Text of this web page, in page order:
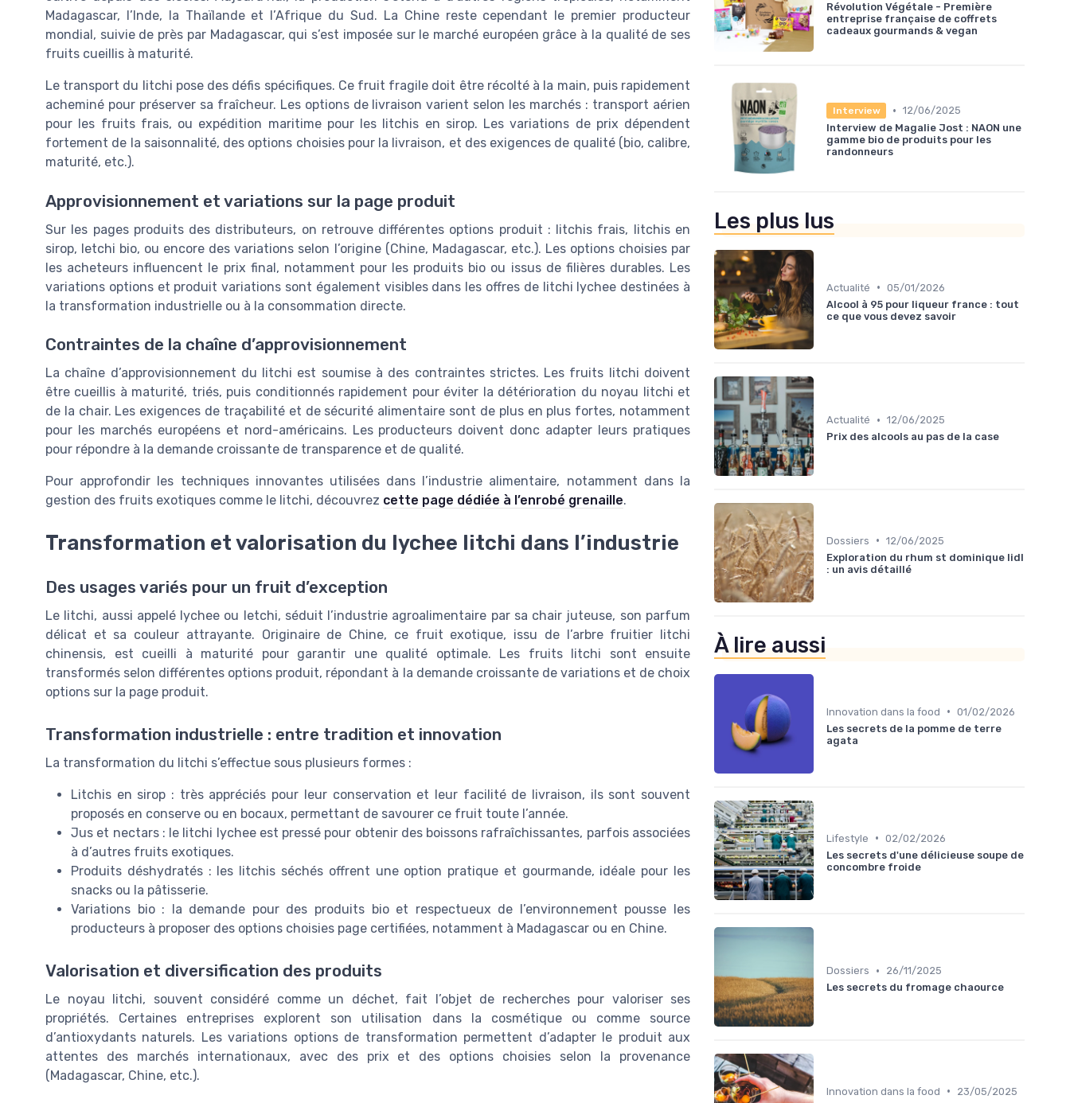
Madagascar, l’Inde, la Thaïlande et l’Afrique du Sud. La Chine reste cependant le premier producteur
mondial, suivie de près par Madagascar, qui s’est imposée sur le marché européen grâce à la qualité de ses
fruits cueillis à maturité.
Le transport du litchi pose des défis spécifiques. Ce fruit fragile doit être récolté à la main, puis rapidement
acheminé pour préserver sa fraîcheur. Les options de livraison varient selon les marchés : transport aérien
pour les fruits frais, ou expédition maritime pour les litchis en sirop. Les variations de prix dépendent
fortement de la saisonnalité, des options choisies pour la livraison, et des exigences de qualité (bio, calibre,
maturité, etc.).
Approvisionnement et variations sur la page produit
Sur les pages produits des distributeurs, on retrouve différentes options produit : litchis frais, litchis en
sirop, letchi bio, ou encore des variations selon l’origine (Chine, Madagascar, etc.). Les options choisies par
les acheteurs influencent le prix final, notamment pour les produits bio ou issus de filières durables. Les
variations options et produit variations sont également visibles dans les offres de litchi lychee destinées à
la transformation industrielle ou à la consommation directe.
Contraintes de la chaîne d’approvisionnement
La chaîne d’approvisionnement du litchi est soumise à des contraintes strictes. Les fruits litchi doivent
être cueillis à maturité, triés, puis conditionnés rapidement pour éviter la détérioration du noyau litchi et
de la chair. Les exigences de traçabilité et de sécurité alimentaire sont de plus en plus fortes, notamment
pour les marchés européens et nord-américains. Les producteurs doivent donc adapter leurs pratiques
pour répondre à la demande croissante de transparence et de qualité.
Pour approfondir les techniques innovantes utilisées dans l’industrie alimentaire, notamment dans la
gestion des fruits exotiques comme le litchi, découvrez cette page dédiée à l’enrobé grenaille.
Transformation et valorisation du lychee litchi dans l’industrie
Des usages variés pour un fruit d’exception
Le litchi, aussi appelé lychee ou letchi, séduit l’industrie agroalimentaire par sa chair juteuse, son parfum
délicat et sa couleur attrayante. Originaire de Chine, ce fruit exotique, issu de l’arbre fruitier litchi
chinensis, est cueilli à maturité pour garantir une qualité optimale. Les fruits litchi sont ensuite
transformés selon différentes options produit, répondant à la demande croissante de variations et de choix
options sur la page produit.
Transformation industrielle : entre tradition et innovation
La transformation du litchi s’effectue sous plusieurs formes :
Litchis en sirop : très appréciés pour leur conservation et leur facilité de livraison, ils sont souvent
proposés en conserve ou en bocaux, permettant de savourer ce fruit toute l’année.
Jus et nectars : le litchi lychee est pressé pour obtenir des boissons rafraîchissantes, parfois associées
à d’autres fruits exotiques.
Produits déshydratés : les litchis séchés offrent une option pratique et gourmande, idéale pour les
snacks ou la pâtisserie.
Variations bio : la demande pour des produits bio et respectueux de l’environnement pousse les
producteurs à proposer des options choisies page certifiées, notamment à Madagascar ou en Chine.
Valorisation et diversification des produits
Le noyau litchi, souvent considéré comme un déchet, fait l’objet de recherches pour valoriser ses
propriétés. Certaines entreprises explorent son utilisation dans la cosmétique ou comme source
d’antioxydants naturels. Les variations options de transformation permettent d’adapter le produit aux
attentes des marchés internationaux, avec des prix et des options choisies selon la provenance
(Madagascar, Chine, etc.).
Révolution Végétale - Première
entreprise française de coffrets
cadeaux gourmands & vegan
Interview • 12/06/2025
Interview de Magalie Jost : NAON une
gamme bio de produits pour les
randonneurs
Les plus lus
Actualité • 05/01/2026
Alcool à 95 pour liqueur france : tout
ce que vous devez savoir
Actualité • 12/06/2025
Prix des alcools au pas de la case
Dossiers • 12/06/2025
Exploration du rhum st dominique lidl
: un avis détaillé
À lire aussi
Innovation dans la food • 01/02/2026
Les secrets de la pomme de terre
agata
Lifestyle • 02/02/2026
Les secrets d'une délicieuse soupe de
concombre froide
Dossiers •
26/11/2025
Les secrets du fromage chaource
Innovation dans la food •
23/05/2025